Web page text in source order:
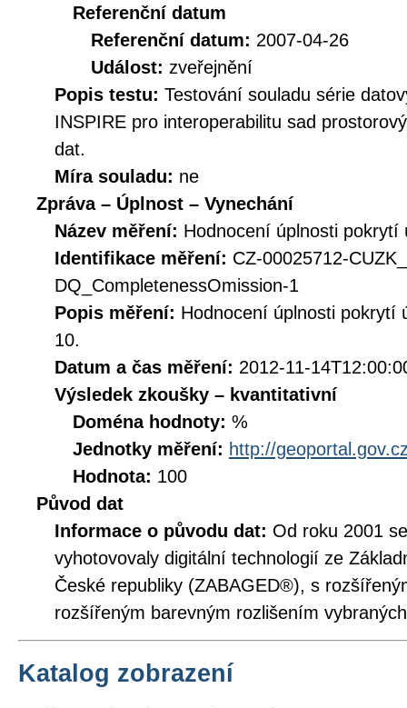
Referenční datum
Referenční datum: 2007-04-26
Událost: zveřejnění
Popis testu: Testování souladu série
INSPIRE pro interoperabilitu sad
dat.
Míra souladu: ne
Zpráva – Úplnost – Vynechání
Název měření: Hodnocení úplnosti pokrytí
Identifikace měření: CZ-00025712-
DQ_CompletenessOmission-1
Popis měření: Hodnocení úplnosti pokrytí
10.
Datum a čas měření: 2012-11-
Výsledek zkoušky – kvantitativní
Doména hodnoty: %
Jednotky měření: http://
Hodnota: 100
Původ dat
Informace o původu dat: Od roku 2001
vyhotovovaly digitální technologií ze
České republiky (ZABAGED®), s
rozšířeným barevným rozlišením
Katalog zobrazení